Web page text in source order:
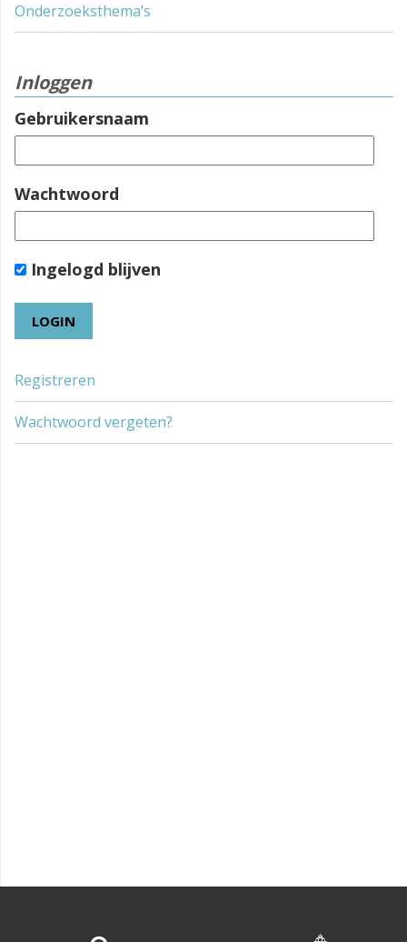
Onderzoeksthema’s
Inloggen
Gebruikersnaam
Wachtwoord
Ingelogd blijven
Registreren
Wachtwoord vergeten?